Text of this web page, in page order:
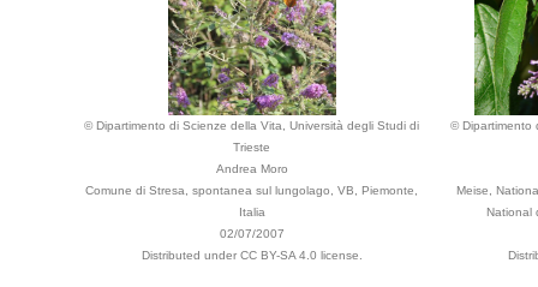
© Dipartimento di Scienze della Vita, Università degli Studi di
Trieste
Andrea Moro
Comune di Stresa, spontanea sul lungolago, VB, Piemonte,
Italia
02/07/2007
Distributed under CC BY-SA 4.0 license.
© Dipartimento
Meise,
National